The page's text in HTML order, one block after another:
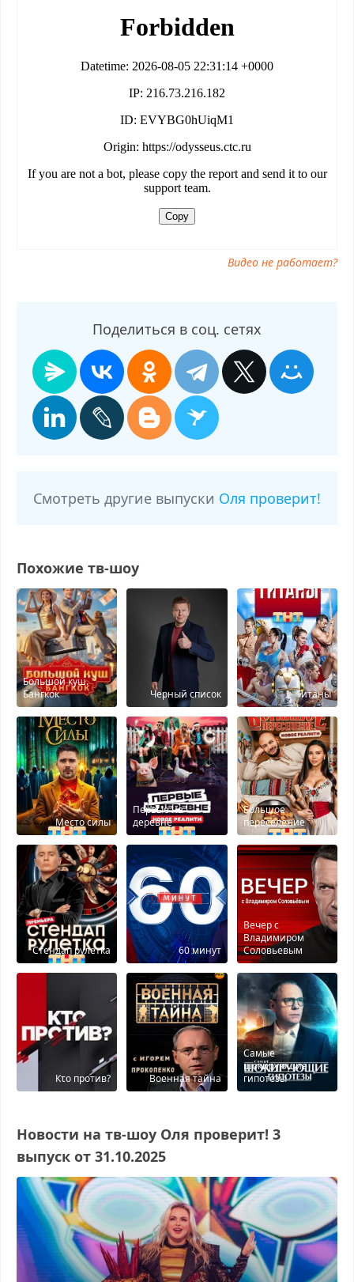
последний выпуск, Оля проверит! 3 выпуск от 31.10.2025
сегодня смотреть, Оля проверит! 3 выпуск от 31.10.2025 выпуск
проверит! 3 выпуск от 31.10.2025 прямо сейчас, Оля проверит!
проверит! 3 выпуск от 31.10.2025 онлайн бесплатно,
программа Оля проверит! 3 выпуск от 31.10.2025, смотреть Оля
Оля проверит! 3 выпуск от 31.10.2025, Оля проверит! 3 выпуск
от 31.10.2025 смотреть сегодня, смотреть онлайн Оля
проверит! 3 выпуск от 31.10.2025, ток шоу Оля проверит! 3
Видео не работает?
Поделиться в соц. сетях
Смотреть другие выпуски Оля проверит!
Похожие тв-шоу
Большой куш.
Бангкок
Черный список Титаны
Место силы
Первые на
деревне
Бoльшoe
пepeceлeниe
Стендап рулетка 60 минут
Вечер с
Владимиром
Соловьевым
Кτо против? Военная тайна
Самые
шокирующие
гипотезы
Новости на тв-шоу Оля проверит! 3
выпуск от 31.10.2025